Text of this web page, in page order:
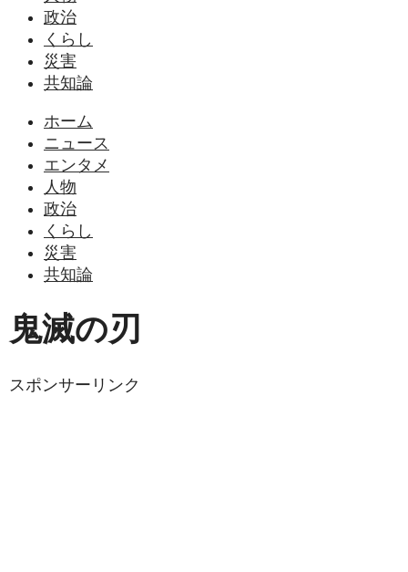
政治
くらし
災害
共知論
ホーム
ニュース
エンタメ
人物
政治
くらし
災害
共知論
鬼滅の刃
スポンサーリンク